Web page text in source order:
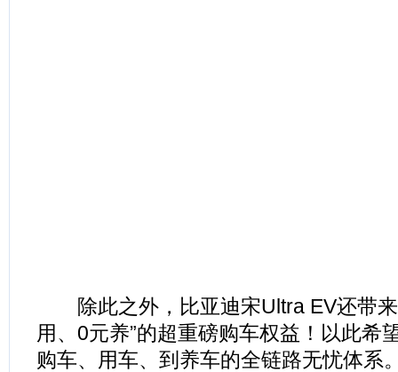
除此之外，比亚迪宋Ultra EV还带来
用、0元养”的超重磅购车权益！以此希
购车、用车、到养车的全链路无忧体系